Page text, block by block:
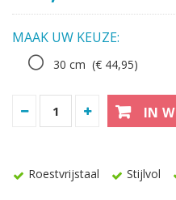
MAAK UW KEUZE:
30 cm (€ 44,95)
IN
Roestvrijstaal Stijlvol